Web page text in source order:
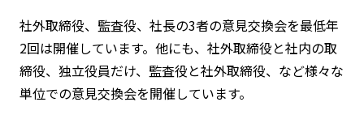
社外取締役、監査役、社長の3者の意見交換会を最低年
2回は開催しています。他にも、社外取締役と社内の取
締役、独立役員だけ、監査役と社外取締役、など様々な
単位での意見交換会を開催しています。